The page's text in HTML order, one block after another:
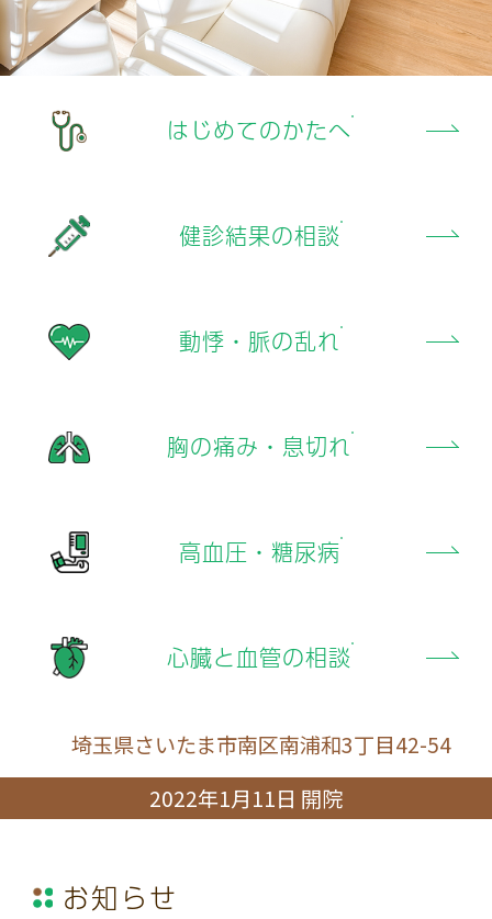
はじめてのかたへ
健診結果の相談
動悸・脈の乱れ
胸の痛み・息切れ
高血圧・糖尿病
心臓と血管の相談
埼玉県さいたま市南区南浦和3丁目42-54
2022年1月11日 開院
お知らせ